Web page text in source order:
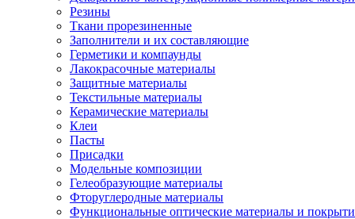
Резины
Ткани прорезиненные
Заполнители и их составляющие
Герметики и компаунды
Лакокрасочные материалы
Защитные материалы
Текстильные материалы
Керамические материалы
Клеи
Пасты
Присадки
Модельные композиции
Гелеобразующие материалы
Фторуглеродные материалы
Функциональные оптические материалы и